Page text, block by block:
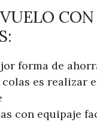
forma de
es realizar
con equipaje